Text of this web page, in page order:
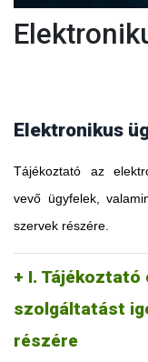
Elektronikus
Tájékoztató az
vevő ügyfelek,
szervek részére.
I.
szolgáltatást
részére